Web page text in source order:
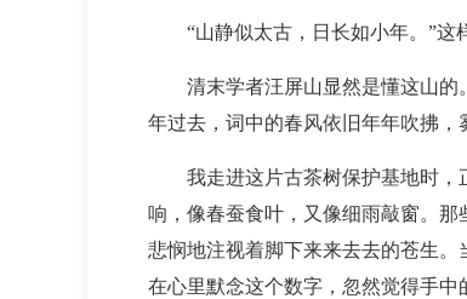
“山静似太古，日长如小年。”这
清末学者汪屏山显然是懂这山
年过去，词中的春风依旧年年吹拂，
我走进这片古茶树保护基地时
响，像春蚕食叶，又像细雨敲窗。
悲悯地注视着脚下来来去去的苍生
在心里默念这个数字，忽然觉得手中